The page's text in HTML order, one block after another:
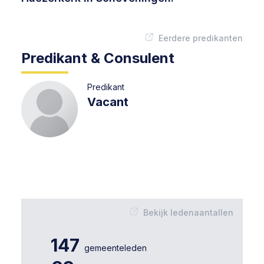
Predikant & Consulent
Eerdere predikanten
Predikant
Vacant
Bekijk ledenaantallen
147 gemeenteleden